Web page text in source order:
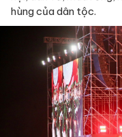
hùng của dân tộc.